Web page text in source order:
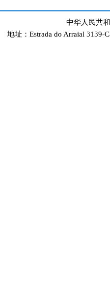
中华人民共
地址：Estrada do Arraial 3139-